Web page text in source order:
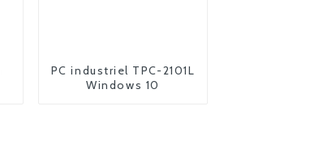
PC industriel TPC-2101L
Windows 10